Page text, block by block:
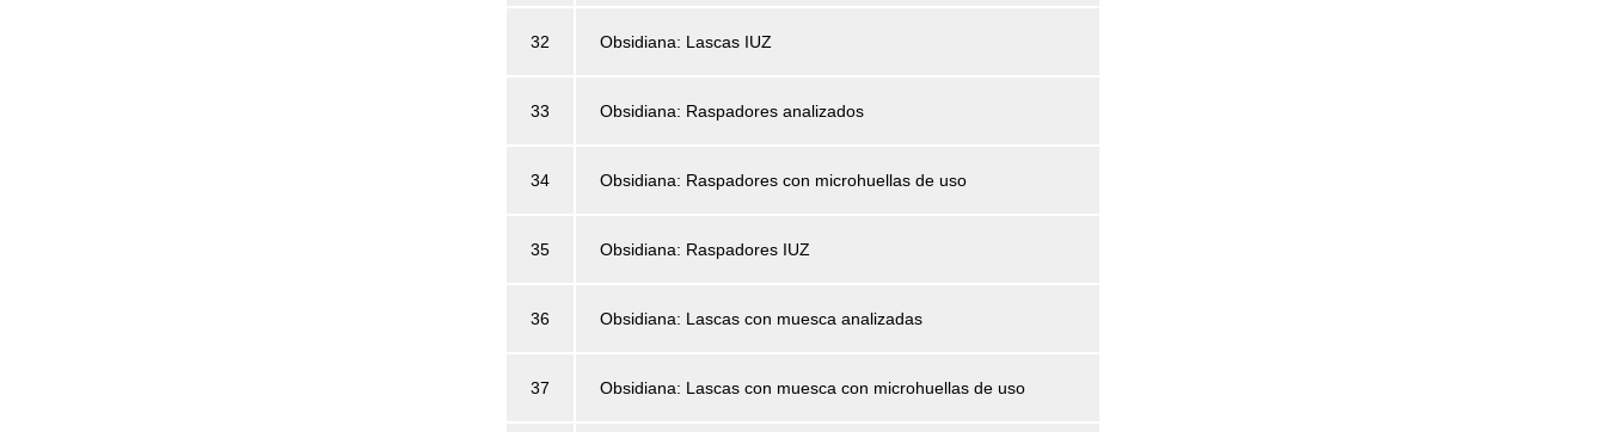
32 Obsidiana: Lascas IUZ
33 Obsidiana: Raspadores analizados
34 Obsidiana: Raspadores con microhuellas de uso
35 Obsidiana: Raspadores IUZ
36 Obsidiana: Lascas con muesca analizadas
37 Obsidiana: Lascas con muesca con microhuellas de uso